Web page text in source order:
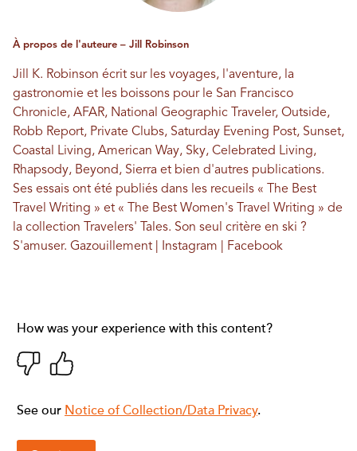
À propos de l'auteure – Jill Robinson
Jill K. Robinson écrit sur les voyages, l'aventure, la
gastronomie et les boissons pour le San Francisco
Chronicle, AFAR, National Geographic Traveler, Outside,
Robb Report, Private Clubs, Saturday Evening Post, Sunset,
Coastal Living, American Way, Sky, Celebrated Living,
Rhapsody, Beyond, Sierra et bien d'autres publications.
Ses essais ont été publiés dans les recueils « The Best
Travel Writing » et « The Best Women's Travel Writing » de
la collection Travelers' Tales. Son seul critère en ski ?
S'amuser. Gazouillement Instagram Facebook